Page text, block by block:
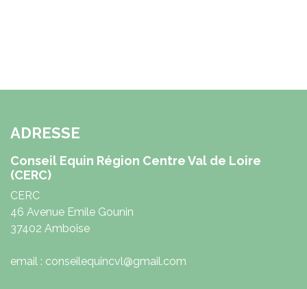
ADRESSE
Conseil Equin Région Centre Val de Loire
(CERC)
CERC
46 Avenue Emile Gounin
37402 Amboise
email : conseilequincvl@gmail.com